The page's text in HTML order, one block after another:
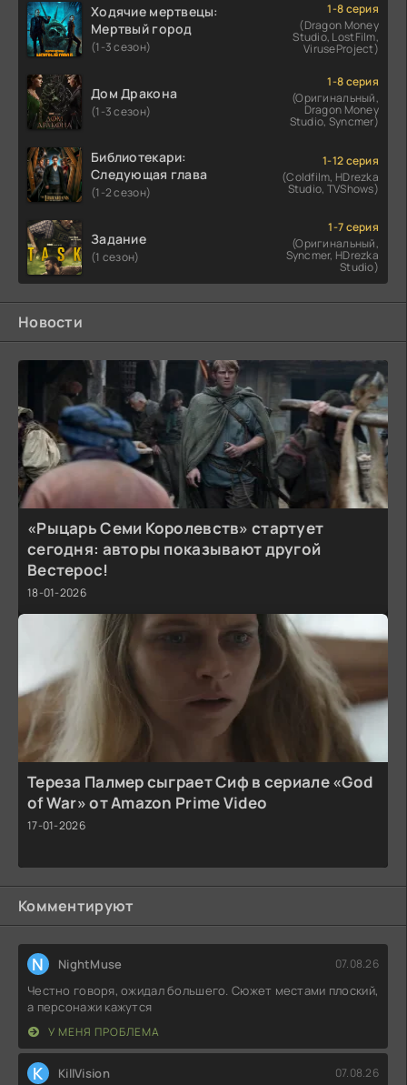
Ходячие мертвецы:
Мертвый город
(1-3 сезон)
1-8 серия
(Dragon Money
Studio, LostFilm,
ViruseProject)
Дом Дракона
(1-3 сезон)
1-8 серия
(Оригинальный,
Dragon Money
Studio, Syncmer)
Библиотекари:
Следующая глава
(1-2 сезон)
1-12 серия
(Coldfilm, HDrezka
Studio, TVShows)
Задание
(1 сезон)
1-7 серия
(Оригинальный,
Syncmer, HDrezka
Studio)
Новости
«Рыцарь Семи Королевств» стартует
сегодня: авторы показывают другой
Вестерос!
18-01-2026
Тереза Палмер сыграет Сиф в сериале «God
of War» от Amazon Prime Video
17-01-2026
Комментируют
N NightMuse 07.08.26
Честно говоря, ожидал большего. Сюжет местами плоский,
а персонажи кажутся
У МЕНЯ ПРОБЛЕМА
K KillVision 07.08.26